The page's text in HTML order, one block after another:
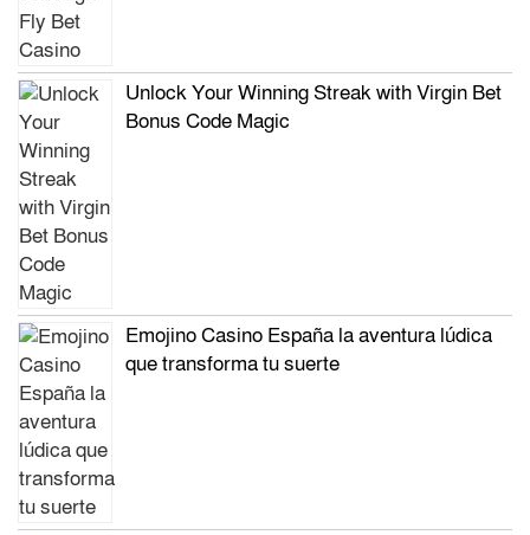
Unlock Your Winning Streak with Virgin Bet
Bonus Code Magic
Emojino Casino España la aventura lúdica
que transforma tu suerte